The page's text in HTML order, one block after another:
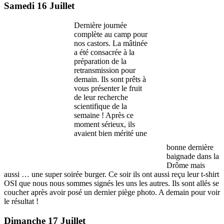
Samedi 16 Juillet
Dernière journée
complète au camp pour
nos castors. La mâtinée
a été consacrée à la
préparation de la
retransmission pour
demain. Ils sont prêts à
vous présenter le fruit
de leur recherche
scientifique de la
semaine ! Après ce
moment sérieux, ils
avaient bien mérité une
bonne dernière
baignade dans la
Drôme mais
aussi … une super soirée burger. Ce soir ils ont aussi reçu leur t-shirt
OSI que nous nous sommes signés les uns les autres. Ils sont allés se
coucher après avoir posé un dernier piège photo. A demain pour voir
le résultat !
Dimanche 17 Juillet